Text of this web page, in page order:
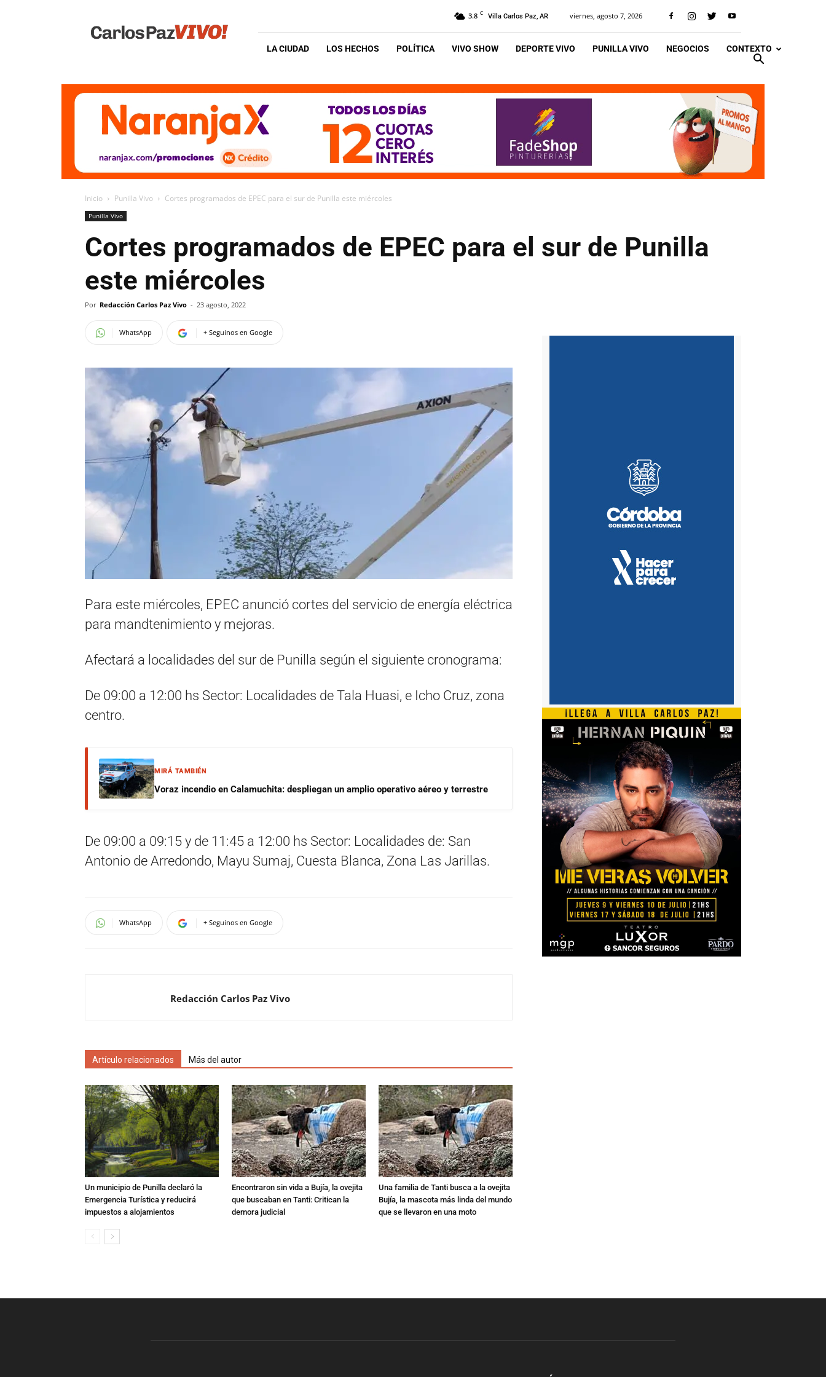
Vivo
3.8 C Villa Carlos Paz, AR viernes, agosto 7, 2026
LA CIUDAD LOS HECHOS POLÍTICA VIVO SHOW DEPORTE VIVO PUNILLA VIVO NEGOCIOS CONTEXTO
Inicio Punilla Vivo Cortes programados de EPEC para el sur de Punilla este miércoles
Punilla Vivo
Cortes programados de EPEC para el sur de Punilla
este miércoles
Por Redacción Carlos Paz Vivo - 23 agosto, 2022
WhatsApp + Seguinos en Google
Para este miércoles, EPEC anunció cortes del servicio de energía eléctrica
para mandtenimiento y mejoras.
Afectará a localidades del sur de Punilla según el siguiente cronograma:
De 09:00 a 12:00 hs Sector: Localidades de Tala Huasi, e Icho Cruz, zona
centro.
MIRÁ TAMBIÉN
Voraz incendio en Calamuchita: despliegan un amplio operativo aéreo y terrestre
De 09:00 a 09:15 y de 11:45 a 12:00 hs Sector: Localidades de: San
Antonio de Arredondo, Mayu Sumaj, Cuesta Blanca, Zona Las Jarillas.
WhatsApp + Seguinos en Google
Redacción Carlos Paz Vivo
Artículo relacionados Más del autor
Un municipio de Punilla declaró la
Emergencia Turística y reducirá
impuestos a alojamientos
Encontraron sin vida a Bujía, la ovejita
que buscaban en Tanti: Critican la
demora judicial
Una familia de Tanti busca a la ovejita
Bujía, la mascota más linda del mundo
que se llevaron en una moto